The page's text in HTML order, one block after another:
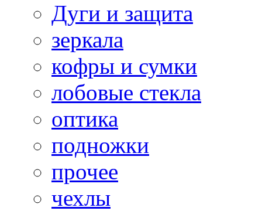
Дуги и защита
зеркала
кофры и сумки
лобовые стекла
оптика
подножки
прочее
чехлы